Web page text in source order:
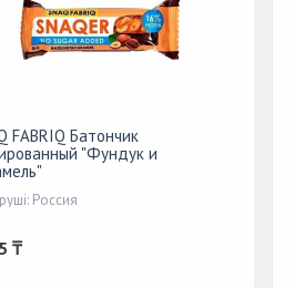
FABRIQ Батончик
"Фундук и
Россия
₸